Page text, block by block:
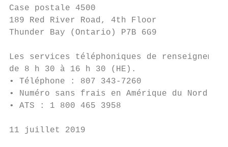
Case postale 4500
189 Red River Road, 4th Floor
Thunder Bay (Ontario) P7B 6G9
Les services téléphoniques de
de 8 h 30 à 16 h 30 (HE).
• Téléphone : 807 343-7260
• Numéro sans frais en Amérique du Nord : 1
• ATS : 1 800 465 3958
11 juillet 2019